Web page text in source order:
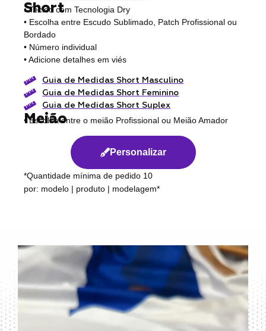
Short
• Tecido com Tecnologia Dry
• Escolha entre Escudo Sublimado, Patch Profissional ou
Bordado
• Número individual
• Adicione detalhes em viés
Guia de Medidas Short Masculino
Guia de Medidas Short Feminino
Guia de Medidas Short Suplex
Meião
• Escolha entre o meião Profissional ou Meião Amador
Personalizar
*Quantidade mínima de pedido 10
por: modelo | produto | modelagem*